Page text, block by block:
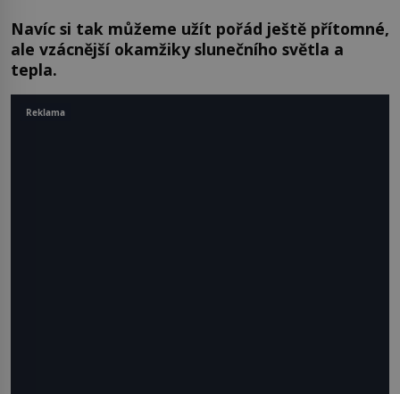
Navíc si tak můžeme užít pořád ještě přítomné,
ale vzácnější okamžiky slunečního světla a
tepla.
Reklama